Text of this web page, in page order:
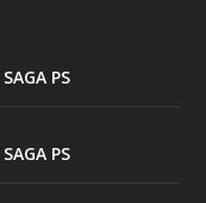
PS
PS